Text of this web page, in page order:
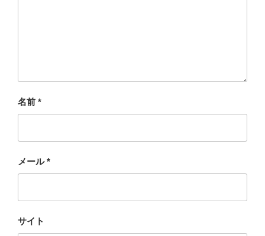
名前 *
メール*
サイト